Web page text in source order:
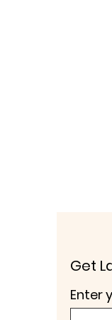
Get
Enter